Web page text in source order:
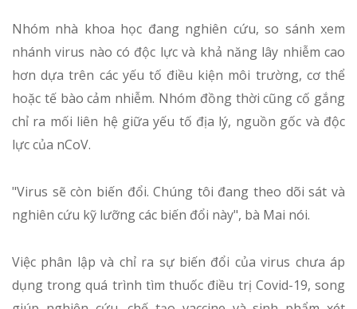
Nhóm nhà khoa học đang nghiên cứu, so sánh xem
nhánh virus nào có độc lực và khả năng lây nhiễm cao
hơn dựa trên các yếu tố điều kiện môi trường, cơ thể
hoặc tế bào cảm nhiễm. Nhóm đồng thời cũng cố gắng
chỉ ra mối liên hệ giữa yếu tố địa lý, nguồn gốc và độc
lực của nCoV.
"Virus sẽ còn biến đổi. Chúng tôi đang theo dõi sát và
nghiên cứu kỹ lưỡng các biến đổi này", bà Mai nói.
Việc phân lập và chỉ ra sự biến đổi của virus chưa áp
dụng trong quá trình tìm thuốc điều trị Covid-19, song